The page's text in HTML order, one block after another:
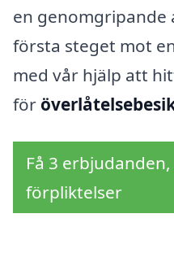
en genomgripande
första steget mot
med vår hjälp att
för
Få 3
förpliktelser